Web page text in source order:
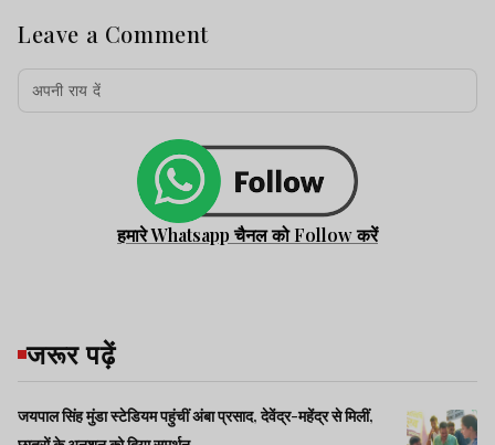
Leave a Comment
हमारे Whatsapp चैनल को Follow करें
जरूर पढ़ें
जयपाल सिंह मुंडा स्टेडियम पहुंचीं अंबा प्रसाद, देवेंद्र-महेंद्र से मिलीं,